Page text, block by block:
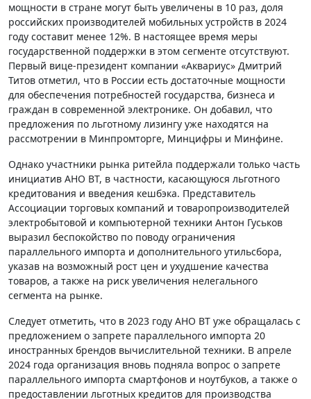
мощности в стране могут быть увеличены в 10 раз, доля
российских производителей мобильных устройств в 2024
году составит менее 12%. В настоящее время меры
государственной поддержки в этом сегменте отсутствуют.
Первый вице-президент компании «Аквариус» Дмитрий
Титов отметил, что в России есть достаточные мощности
для обеспечения потребностей государства, бизнеса и
граждан в современной электронике. Он добавил, что
предложения по льготному лизингу уже находятся на
рассмотрении в Минпромторге, Минцифры и Минфине.
Однако участники рынка ритейла поддержали только часть
инициатив АНО ВТ, в частности, касающуюся льготного
кредитования и введения кешбэка. Представитель
Ассоциации торговых компаний и товаропроизводителей
электробытовой и компьютерной техники Антон Гуськов
выразил беспокойство по поводу ограничения
параллельного импорта и дополнительного утильсбора,
указав на возможный рост цен и ухудшение качества
товаров, а также на риск увеличения нелегального
сегмента на рынке.
Следует отметить, что в 2023 году АНО ВТ уже обращалась с
предложением о запрете параллельного импорта 20
иностранных брендов вычислительной техники. В апреле
2024 года организация вновь подняла вопрос о запрете
параллельного импорта смартфонов и ноутбуков, а также о
предоставлении льготных кредитов для производства